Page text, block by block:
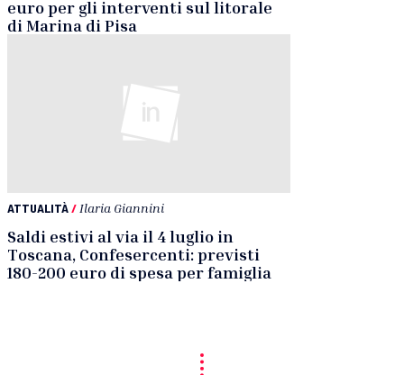
euro per gli interventi sul litorale
di Marina di Pisa
ATTUALITÀ/ Ilaria Giannini
Saldi estivi al via il 4 luglio in
Toscana, Confesercenti: previsti
180-200 euro di spesa per famiglia